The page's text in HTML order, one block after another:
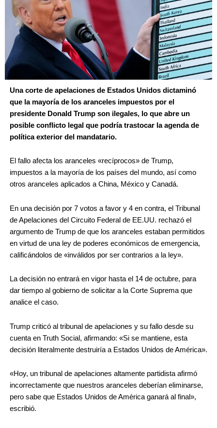
Una corte de apelaciones de Estados Unidos dictaminó
que la mayoría de los aranceles impuestos por el
presidente Donald Trump son ilegales, lo que abre un
posible conflicto legal que podría trastocar la agenda de
política exterior del mandatario.
El fallo afecta los aranceles «recíprocos» de Trump,
impuestos a la mayoría de los países del mundo, así como
otros aranceles aplicados a China, México y Canadá.
En una decisión por 7 votos a favor y 4 en contra, el Tribunal
de Apelaciones del Circuito Federal de EE.UU. rechazó el
argumento de Trump de que los aranceles estaban permitidos
en virtud de una ley de poderes económicos de emergencia,
calificándolos de «inválidos por ser contrarios a la ley».
La decisión no entrará en vigor hasta el 14 de octubre, para
dar tiempo al gobierno de solicitar a la Corte Suprema que
analice el caso.
Trump criticó al tribunal de apelaciones y su fallo desde su
cuenta en Truth Social, afirmando: «Si se mantiene, esta
decisión literalmente destruiría a Estados Unidos de América».
«Hoy, un tribunal de apelaciones altamente partidista afirmó
incorrectamente que nuestros aranceles deberían eliminarse,
pero sabe que Estados Unidos de América ganará al final»,
escribió.